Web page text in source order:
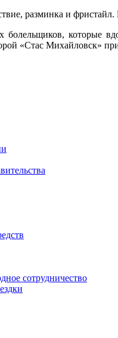
разминка и
болельщиков, которые
«Стас Михайловск»
сотрудничество